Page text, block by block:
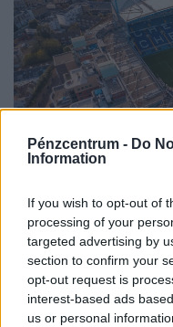
Pénzcentrum - Do
Information
If you wish to opt-out of
processing of your
targeted advertising by
section to confirm your
opt-out request is
interest-based ads
us or personal
Xabi Alonso feje,
küldenie
Xabi Alonso, a klub új
kupaszereplés nélküli
játékostól szeretne